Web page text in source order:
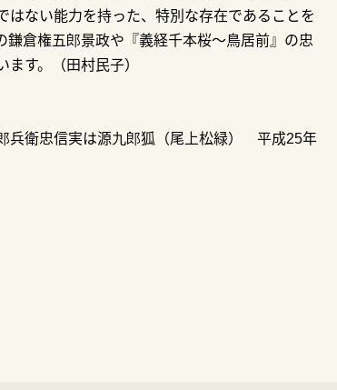
はない能力を持った、特別な存在であることを
鎌倉権五郎景政や『義経千本桜～鳥居前』の忠
す。（田村民子）
兵衛忠信実は源九郎狐（尾上松緑） 平成25年